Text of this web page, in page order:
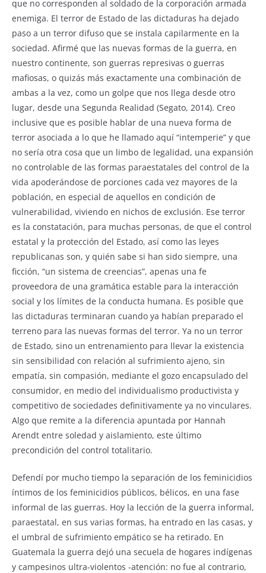
que no corresponden al soldado de la corporación armada
enemiga. El terror de Estado de las dictaduras ha dejado
paso a un terror difuso que se instala capilarmente en la
sociedad. Afirmé que las nuevas formas de la guerra, en
nuestro continente, son guerras represivas o guerras
mafiosas, o quizás más exactamente una combinación de
ambas a la vez, como un golpe que nos llega desde otro
lugar, desde una Segunda Realidad (Segato, 2014). Creo
inclusive que es posible hablar de una nueva forma de
terror asociada a lo que he llamado aquí “intemperie” y que
no sería otra cosa que un limbo de legalidad, una expansión
no controlable de las formas paraestatales del control de la
vida apoderándose de porciones cada vez mayores de la
población, en especial de aquellos en condición de
vulnerabilidad, viviendo en nichos de exclusión. Ese terror
es la constatación, para muchas personas, de que el control
estatal y la protección del Estado, así como las leyes
republicanas son, y quién sabe si han sido siempre, una
ficción, “un sistema de creencias”, apenas una fe
proveedora de una gramática estable para la interacción
social y los límites de la conducta humana. Es posible que
las dictaduras terminaran cuando ya habían preparado el
terreno para las nuevas formas del terror. Ya no un terror
de Estado, sino un entrenamiento para llevar la existencia
sin sensibilidad con relación al sufrimiento ajeno, sin
empatía, sin compasión, mediante el gozo encapsulado del
consumidor, en medio del individualismo productivista y
competitivo de sociedades definitivamente ya no vinculares.
Algo que remite a la diferencia apuntada por Hannah
Arendt entre soledad y aislamiento, este último
precondición del control totalitario.
Defendí por mucho tiempo la separación de los feminicidios
íntimos de los feminicidios públicos, bélicos, en una fase
informal de las guerras. Hoy la lección de la guerra informal,
paraestatal, en sus varias formas, ha entrado en las casas, y
el umbral de sufrimiento empático se ha retirado. En
Guatemala la guerra dejó una secuela de hogares indígenas
y campesinos ultra-violentos -atención: no fue al contrario,